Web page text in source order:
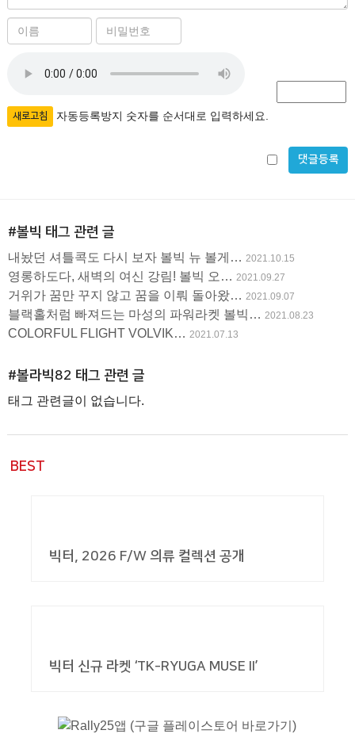
름
비
밀
수
등
새로고침 자동등록방지 숫자를 순서대로 입력하세요.
비
용
#볼빅 태그 관련 글
내놨던 셔틀콕도 다시 보자 볼빅 뉴 볼게… 2021.10.15
영롱하도다, 새벽의 여신 강림! 볼빅 오… 2021.09.27
거위가 꿈만 꾸지 않고 꿈을 이뤄 돌아왔… 2021.09.07
블랙홀처럼 빠져드는 마성의 파워라켓 볼빅… 2021.08.23
COLORFUL FLIGHT VOLVIK… 2021.07.13
#볼라빅82 태그 관련 글
태그 관련글이 없습니다.
BEST
빅터, 2026 F/W 의류 컬렉션 공개
빅터 신규 라켓 ‘TK-RYUGA MUSE II’